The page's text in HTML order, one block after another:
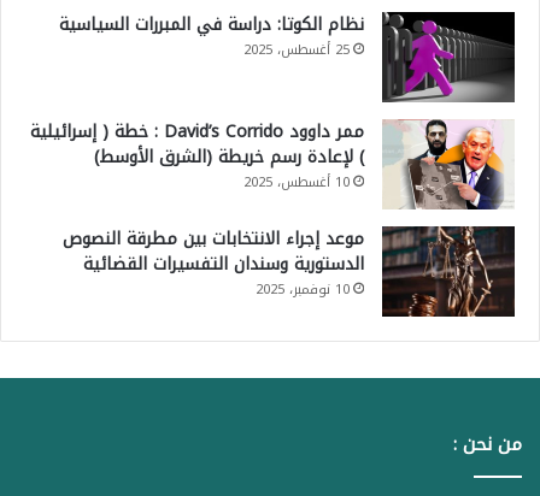
نظام الكوتا: دراسة في المبررات السياسية
25 أغسطس، 2025
ممر داوود David’s Corrido : خطة ( إسرائيلية
) لإعادة رسم خريطة (الشرق الأوسط)
10 أغسطس، 2025
موعد إجراء الانتخابات بين مطرقة النصوص
الدستورية وسندان التفسيرات القضائية
10 نوفمبر، 2025
من نحن :